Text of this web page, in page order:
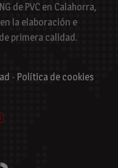
de PVC en Calahorra,
la elaboración e
primera calidad.
- Política de cookies